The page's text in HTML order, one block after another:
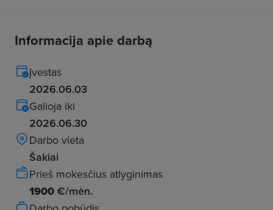
Informacija apie darbą
Įvestas
2026.06.03
Galioja iki
2026.06.30
Darbo vieta
Šakiai
Prieš mokesčius atlyginimas
1900 €/mėn.